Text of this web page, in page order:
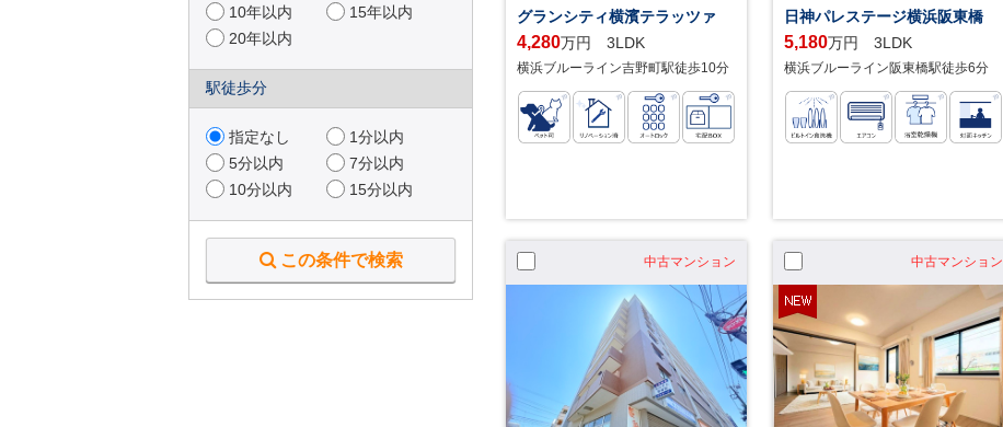
グランシティ横濱テラッツァ
4,280万円 3LDK
横浜ブルーライン吉野町駅徒歩10分
日神パレステージ横浜阪東橋
5,180万円 3LDK
横浜ブルーライン阪東橋駅徒歩6分
中古マンション 中古マンション
横浜市 港南区
（16件）
横浜市 旭区
横浜市 瀬谷区
横浜市 栄区
（6件）
横浜市 泉区
（1件）
川崎市 川崎区
（20件）
鎌倉市 （4件）
藤沢市（1件）
10年以内
15年以内
20年以内
駅徒歩分
指定なし
1分以内
5分以内
7分以内
10分以内
15分以内
この条件で検索